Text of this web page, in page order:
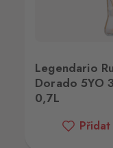
Legendario
Dorado 5YO
0,7L